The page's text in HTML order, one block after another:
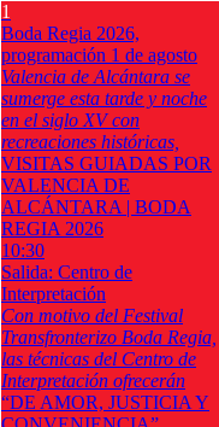
1
Boda Regia 2026,
programación 1 de agosto
Valencia de Alcántara se
sumerge esta tarde y noche
en el siglo XV con
recreaciones históricas,
VISITAS GUIADAS POR
VALENCIA DE
ALCÁNTARA | BODA
REGIA 2026
10:30
Salida: Centro de
Interpretación
Con motivo del Festival
Transfronterizo Boda Regia,
las técnicas del Centro de
Interpretación ofrecerán
“DE AMOR, JUSTICIA Y